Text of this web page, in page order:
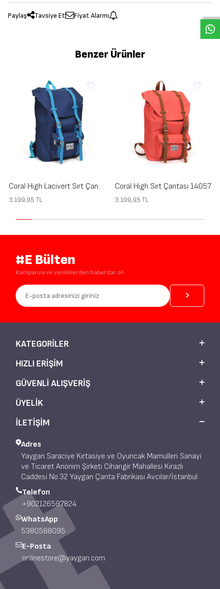
Paylaş Tavsiye Et Fiyat Alarmı
Benzer Ürünler
Coral High Lacivert Sırt Çantası 14061
3.199,95 TL
Coral High Sırt Çantası 14057
3.199,95 TL
#E Bülten
Kampanya ve yeniliklerden haberdar ol!
KATEGORILER
HIZLI ERIŞIM
GÜVENLI ALIŞVERIŞ
ÜYELIK
İLETİŞİM
Adres
Yaygan Saraciye Kırtasiye ve Oyuncak Mamulleri Sanayi
ve Ticaret Anonim Şirketi Cihangir Mahallesi Kirazlı
Caddesi No:32 Yaygan Çanta Fabrikası Avcılar/İstanbul
Telefon
+902126597824
WhatsApp
5380588095
E-Posta
onlinestore@yaygan.com